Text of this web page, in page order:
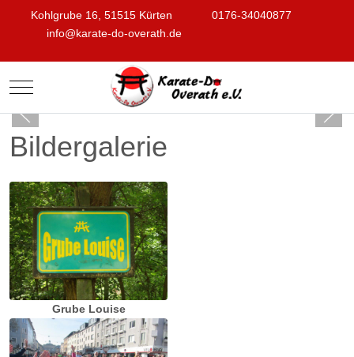
Kohlgrube 16, 51515 Kürten
0176-34040877
info@karate-do-overath.de
Mobile Menu Toggle
Bildergalerie
Grube Louise